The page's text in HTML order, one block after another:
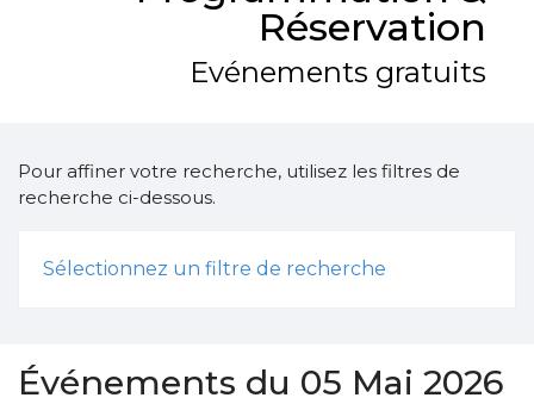
Réservation
Evénements gratuits
Pour affiner votre recherche, utilisez les filtres de
recherche ci-dessous.
Sélectionnez un filtre de recherche
Événements du 05 Mai 2026